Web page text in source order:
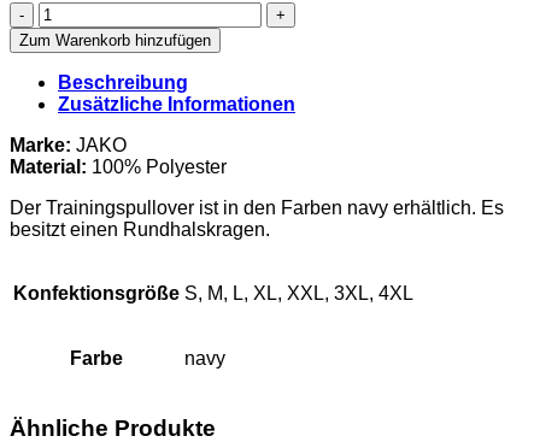
Kröpeliner
SV
-
Trainingspullover
Herren
Menge
Zum Warenkorb hinzufügen
Beschreibung
Zusätzliche Informationen
Marke: JAKO
Material: 100% Polyester
Der Trainingspullover ist in den Farben navy erhältlich. Es
besitzt einen Rundhalskragen.
Konfektionsgröße S, M, L, XL, XXL, 3XL, 4XL
Farbe navy
Ähnliche Produkte